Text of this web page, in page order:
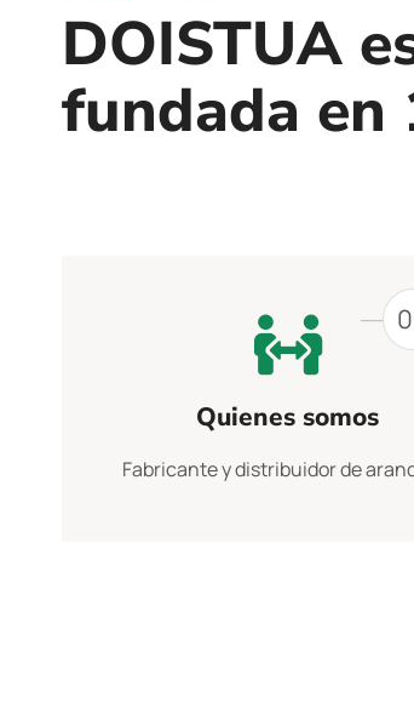
DOISTUA
fundada en
Quienes somos
Fabricante y distribuidor de